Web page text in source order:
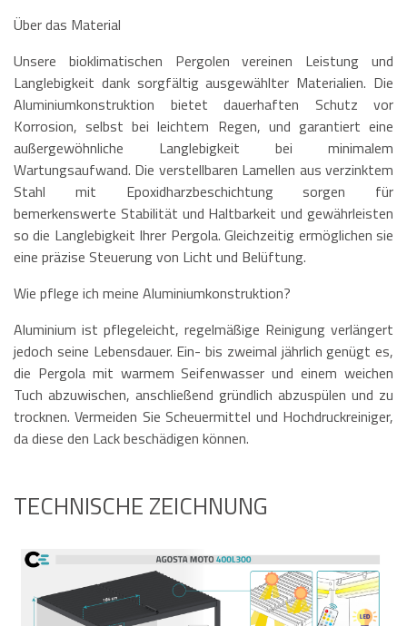
Über das Material
Unsere bioklimatischen Pergolen vereinen Leistung und
Langlebigkeit dank sorgfältig ausgewählter Materialien. Die
Aluminiumkonstruktion bietet dauerhaften Schutz vor
Korrosion, selbst bei leichtem Regen, und garantiert eine
außergewöhnliche Langlebigkeit bei minimalem
Wartungsaufwand. Die verstellbaren Lamellen aus verzinktem
Stahl mit Epoxidharzbeschichtung sorgen für
bemerkenswerte Stabilität und Haltbarkeit und gewährleisten
so die Langlebigkeit Ihrer Pergola. Gleichzeitig ermöglichen sie
eine präzise Steuerung von Licht und Belüftung.
Wie pflege ich meine Aluminiumkonstruktion?
Aluminium ist pflegeleicht, regelmäßige Reinigung verlängert
jedoch seine Lebensdauer. Ein- bis zweimal jährlich genügt es,
die Pergola mit warmem Seifenwasser und einem weichen
Tuch abzuwischen, anschließend gründlich abzuspülen und zu
trocknen. Vermeiden Sie Scheuermittel und Hochdruckreiniger,
da diese den Lack beschädigen können.
TECHNISCHE ZEICHNUNG